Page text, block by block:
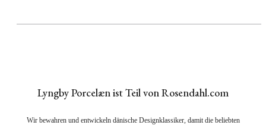
Lyngby Porcelæn ist Teil von Rosendahl.com
Wir bewahren und entwickeln dänische Designklassiker, damit die beliebten